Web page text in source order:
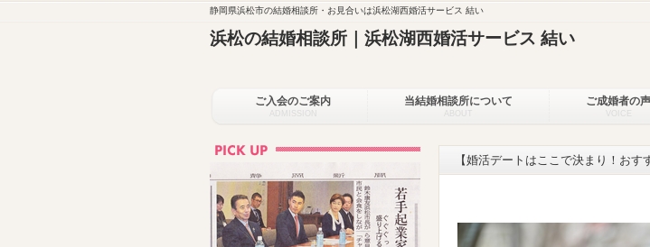
静岡県浜松市の結婚相談所・お見合いは浜松湖西婚活サービス 結い
浜松の結婚相談所｜浜松湖西婚活サービス 結い
ご入会のご案内 当結婚相談所について ご成婚者の声
【婚活デートはここで決まり！おす